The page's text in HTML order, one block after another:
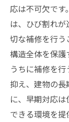
応は不可欠です
は、ひび割れ
切な補修を行う
構造全体を保護
うちに補修を
抑え、建物の長
に、早期対応
できる環境を